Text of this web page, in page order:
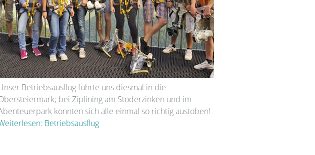
Betriebsausflug führte uns diesmal in die
bei Ziplining am Stoderzinken und im
konnten sich alle einmal so richtig austoben!
Betriebsausflug